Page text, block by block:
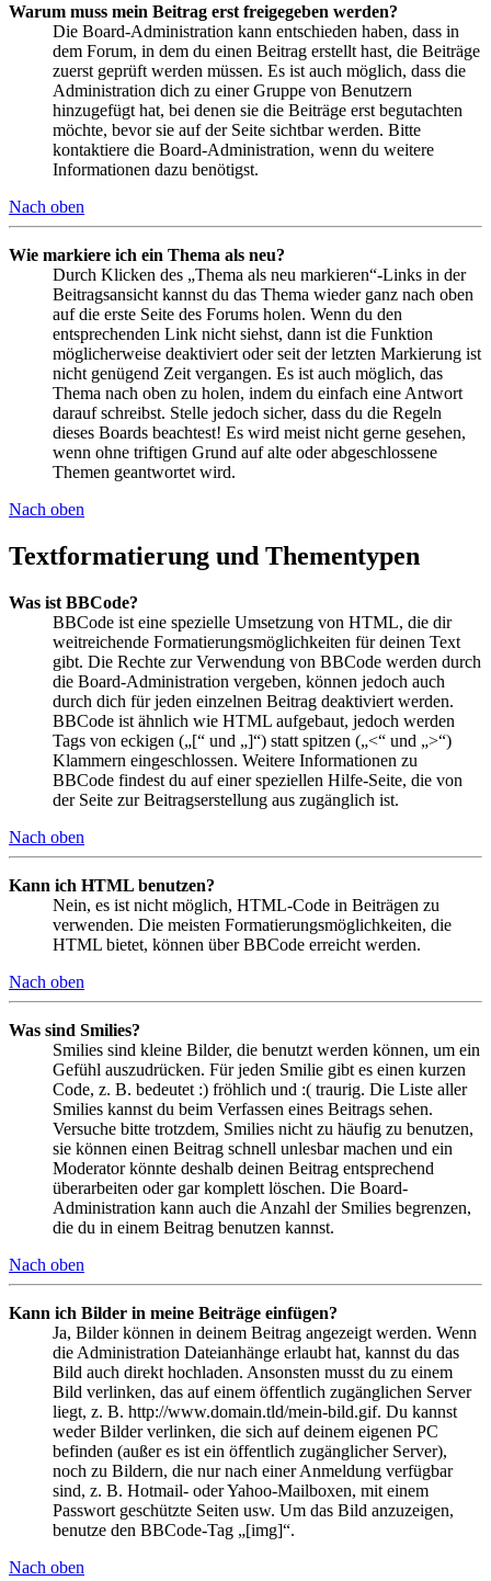
Warum muss mein Beitrag erst freigegeben werden?
Die Board-Administration kann entschieden haben, dass in
dem Forum, in dem du einen Beitrag erstellt hast, die Beiträge
zuerst geprüft werden müssen. Es ist auch möglich, dass die
Administration dich zu einer Gruppe von Benutzern
hinzugefügt hat, bei denen sie die Beiträge erst begutachten
möchte, bevor sie auf der Seite sichtbar werden. Bitte
kontaktiere die Board-Administration, wenn du weitere
Informationen dazu benötigst.
Nach oben
Wie markiere ich ein Thema als neu?
Durch Klicken des „Thema als neu markieren“-Links in der
Beitragsansicht kannst du das Thema wieder ganz nach oben
auf die erste Seite des Forums holen. Wenn du den
entsprechenden Link nicht siehst, dann ist die Funktion
möglicherweise deaktiviert oder seit der letzten Markierung ist
nicht genügend Zeit vergangen. Es ist auch möglich, das
Thema nach oben zu holen, indem du einfach eine Antwort
darauf schreibst. Stelle jedoch sicher, dass du die Regeln
dieses Boards beachtest! Es wird meist nicht gerne gesehen,
wenn ohne triftigen Grund auf alte oder abgeschlossene
Themen geantwortet wird.
Nach oben
Textformatierung und Thementypen
Was ist BBCode?
BBCode ist eine spezielle Umsetzung von HTML, die dir
weitreichende Formatierungsmöglichkeiten für deinen Text
gibt. Die Rechte zur Verwendung von BBCode werden durch
die Board-Administration vergeben, können jedoch auch
durch dich für jeden einzelnen Beitrag deaktiviert werden.
BBCode ist ähnlich wie HTML aufgebaut, jedoch werden
Tags von eckigen („[“ und „]“) statt spitzen („<“ und „>“)
Klammern eingeschlossen. Weitere Informationen zu
BBCode findest du auf einer speziellen Hilfe-Seite, die von
der Seite zur Beitragserstellung aus zugänglich ist.
Nach oben
Kann ich HTML benutzen?
Nein, es ist nicht möglich, HTML-Code in Beiträgen zu
verwenden. Die meisten Formatierungsmöglichkeiten, die
HTML bietet, können über BBCode erreicht werden.
Nach oben
Was sind Smilies?
Smilies sind kleine Bilder, die benutzt werden können, um ein
Gefühl auszudrücken. Für jeden Smilie gibt es einen kurzen
Code, z. B. bedeutet :) fröhlich und :( traurig. Die Liste aller
Smilies kannst du beim Verfassen eines Beitrags sehen.
Versuche bitte trotzdem, Smilies nicht zu häufig zu benutzen,
sie können einen Beitrag schnell unlesbar machen und ein
Moderator könnte deshalb deinen Beitrag entsprechend
überarbeiten oder gar komplett löschen. Die Board-
Administration kann auch die Anzahl der Smilies begrenzen,
die du in einem Beitrag benutzen kannst.
Nach oben
Kann ich Bilder in meine Beiträge einfügen?
Ja, Bilder können in deinem Beitrag angezeigt werden. Wenn
die Administration Dateianhänge erlaubt hat, kannst du das
Bild auch direkt hochladen. Ansonsten musst du zu einem
Bild verlinken, das auf einem öffentlich zugänglichen Server
liegt, z. B. http://www.domain.tld/mein-bild.gif. Du kannst
weder Bilder verlinken, die sich auf deinem eigenen PC
befinden (außer es ist ein öffentlich zugänglicher Server),
noch zu Bildern, die nur nach einer Anmeldung verfügbar
sind, z. B. Hotmail- oder Yahoo-Mailboxen, mit einem
Passwort geschützte Seiten usw. Um das Bild anzuzeigen,
benutze den BBCode-Tag „[img]“.
Nach oben